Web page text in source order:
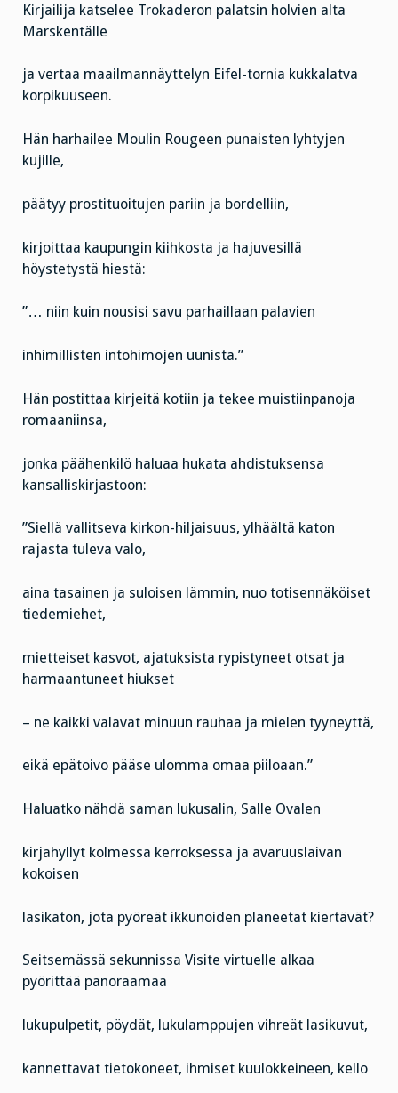
Kirjailija katselee Trokaderon palatsin holvien alta
Marskentälle
ja vertaa maailmannäyttelyn Eifel-tornia kukkalatva
korpikuuseen.
Hän harhailee Moulin Rougeen punaisten lyhtyjen
kujille,
päätyy prostituoitujen pariin ja bordelliin,
kirjoittaa kaupungin kiihkosta ja hajuvesillä
höystetystä hiestä:
”… niin kuin nousisi savu parhaillaan palavien
inhimillisten intohimojen uunista.”
Hän postittaa kirjeitä kotiin ja tekee muistiinpanoja
romaaniinsa,
jonka päähenkilö haluaa hukata ahdistuksensa
kansalliskirjastoon:
”Siellä vallitseva kirkon-hiljaisuus, ylhäältä katon
rajasta tuleva valo,
aina tasainen ja suloisen lämmin, nuo totisennäköiset
tiedemiehet,
mietteiset kasvot, ajatuksista rypistyneet otsat ja
harmaantuneet hiukset
– ne kaikki valavat minuun rauhaa ja mielen tyyneyttä,
eikä epätoivo pääse ulomma omaa piiloaan.”
Haluatko nähdä saman lukusalin, Salle Ovalen
kirjahyllyt kolmessa kerroksessa ja avaruuslaivan
kokoisen
lasikaton, jota pyöreät ikkunoiden planeetat kiertävät?
Seitsemässä sekunnissa Visite virtuelle alkaa
pyörittää panoraamaa
lukupulpetit, pöydät, lukulamppujen vihreät lasikuvut,
kannettavat tietokoneet, ihmiset kuulokkeineen, kello